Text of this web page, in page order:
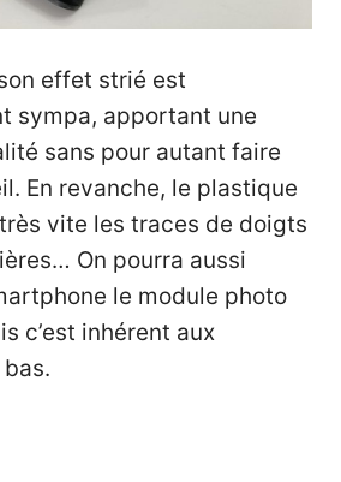
effet strié est
sympa, apportant une
sans pour autant faire
En revanche, le plastique
vite les traces de doigts
On pourra aussi
le module photo
c’est inhérent aux